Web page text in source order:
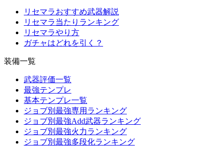
リセマラおすすめ武器解説
リセマラ当たりランキング
リセマラやり方
ガチャはどれを引く？
装備一覧
武器評価一覧
最強テンプレ
基本テンプレ一覧
ジョブ別最強専用ランキング
ジョブ別最強Add武器ランキング
ジョブ別最強火力ランキング
ジョブ別最強多段化ランキング